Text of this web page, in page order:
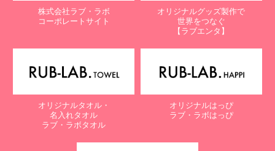
株式会社ラブ・ラボ
コーポレートサイト
オリジナルグッズ製作で
世界をつなぐ
【ラブエンタ】
オリジナルタオル・
名入れタオル
ラブ・ラボタオル
オリジナルはっぴ
ラブ・ラボはっぴ